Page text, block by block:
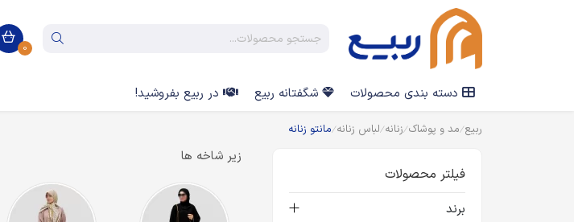
0
دسته بندی محصولات شگفتانه ربیع در ربیع بفروشید!
ربیع مد و پوشاک زنانه لباس زنانه مانتو زنانه
فیلتر محصولات
برند
زیر شاخه ها